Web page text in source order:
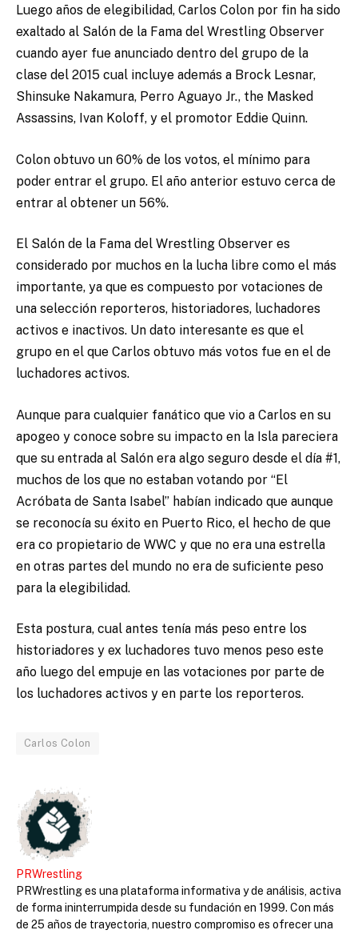
Luego años de elegibilidad, Carlos Colon por fin ha sido
exaltado al Salón de la Fama del Wrestling Observer
cuando ayer fue anunciado dentro del grupo de la
clase del 2015 cual incluye además a Brock Lesnar,
Shinsuke Nakamura, Perro Aguayo Jr., the Masked
Assassins, Ivan Koloff, y el promotor Eddie Quinn.
Colon obtuvo un 60% de los votos, el mínimo para
poder entrar el grupo. El año anterior estuvo cerca de
entrar al obtener un 56%.
El Salón de la Fama del Wrestling Observer es
considerado por muchos en la lucha libre como el más
importante, ya que es compuesto por votaciones de
una selección reporteros, historiadores, luchadores
activos e inactivos. Un dato interesante es que el
grupo en el que Carlos obtuvo más votos fue en el de
luchadores activos.
Aunque para cualquier fanático que vio a Carlos en su
apogeo y conoce sobre su impacto en la Isla pareciera
que su entrada al Salón era algo seguro desde el día #1,
muchos de los que no estaban votando por “El
Acróbata de Santa Isabel” habían indicado que aunque
se reconocía su éxito en Puerto Rico, el hecho de que
era co propietario de WWC y que no era una estrella
en otras partes del mundo no era de suficiente peso
para la elegibilidad.
Esta postura, cual antes tenía más peso entre los
historiadores y ex luchadores tuvo menos peso este
año luego del empuje en las votaciones por parte de
los luchadores activos y en parte los reporteros.
Carlos Colon
PRWrestling
PRWrestling es una plataforma informativa y de análisis, activa
de forma ininterrumpida desde su fundación en 1999. Con más
de 25 años de trayectoria, nuestro compromiso es ofrecer una